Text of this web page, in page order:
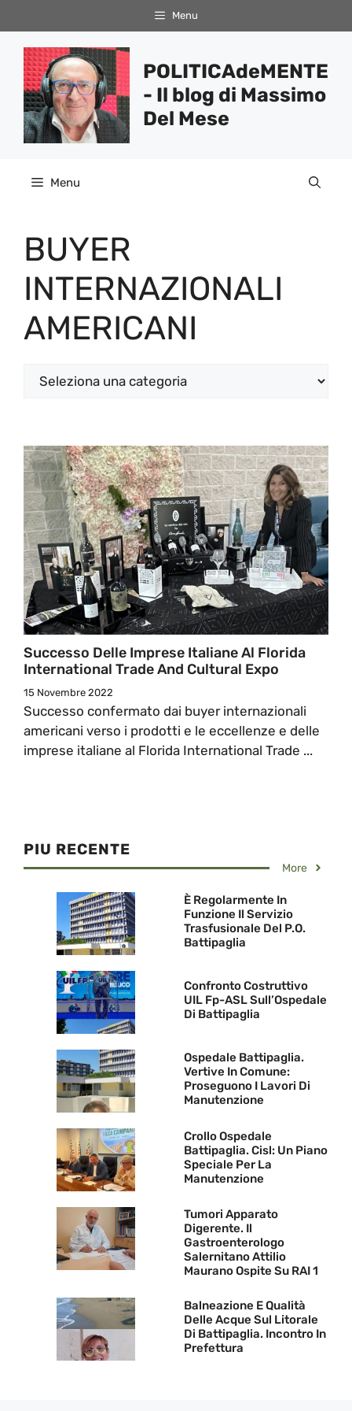
al
contenuto
Menu
POLITICAdeMENTE
- Il blog di Massimo
Del Mese
Menu
BUYER
INTERNAZIONALI
AMERICANI
Categorie
Successo Delle Imprese Italiane Al Florida
International Trade And Cultural Expo
15 Novembre 2022
Successo confermato dai buyer internazionali
americani verso i prodotti e le eccellenze e delle
imprese italiane al Florida International Trade ...
PIU RECENTE
More
È Regolarmente In
Funzione Il Servizio
Trasfusionale Del P.O.
Battipaglia
Confronto Costruttivo
UIL Fp-ASL Sull’Ospedale
Di Battipaglia
Ospedale Battipaglia.
Vertive In Comune:
Proseguono I Lavori Di
Manutenzione
Crollo Ospedale
Battipaglia. Cisl: Un Piano
Speciale Per La
Manutenzione
Tumori Apparato
Digerente. Il
Gastroenterologo
Salernitano Attilio
Maurano Ospite Su RAI 1
Balneazione E Qualità
Delle Acque Sul Litorale
Di Battipaglia. Incontro In
Prefettura